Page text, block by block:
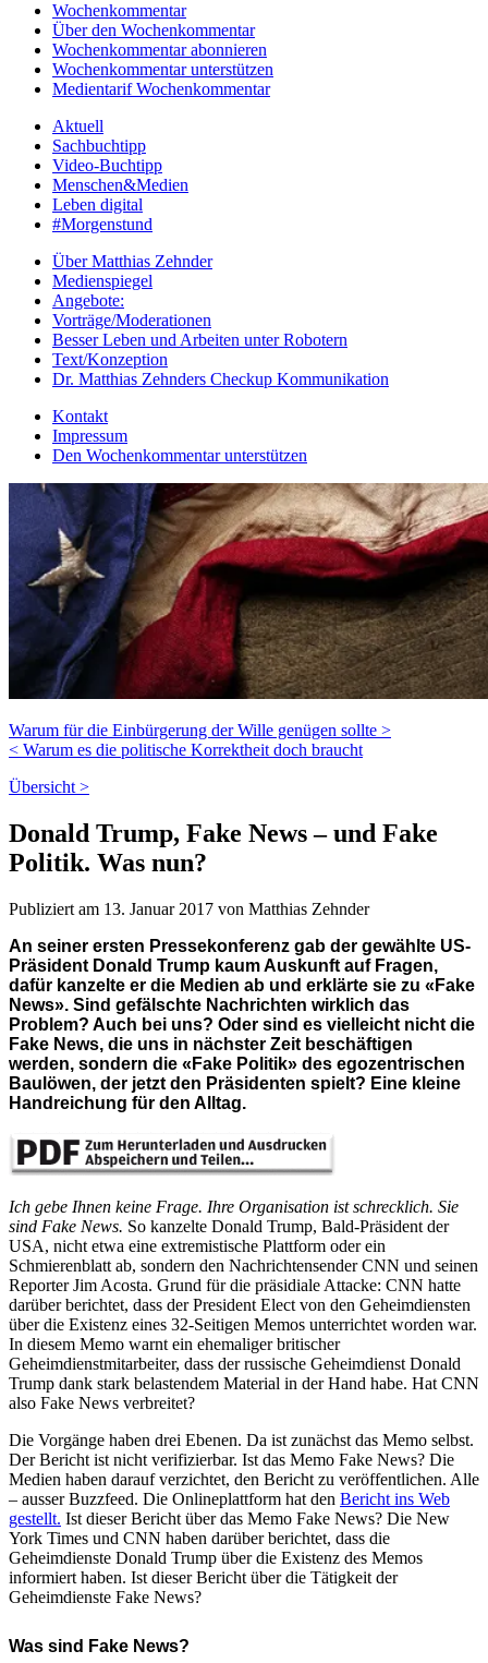
Wochenkommentar
Über den Wochenkommentar
Wochenkommentar abonnieren
Wochenkommentar unterstützen
Medientarif Wochenkommentar
Aktuell
Sachbuchtipp
Video-Buchtipp
Menschen&Medien
Leben digital
#Morgenstund
Über Matthias Zehnder
Medienspiegel
Angebote:
Vorträge/Moderationen
Besser Leben und Arbeiten unter Robotern
Text/Konzeption
Dr. Matthias Zehnders Checkup Kommunikation
Kontakt
Impressum
Den Wochenkommentar unterstützen
Warum für die Einbürgerung der Wille genügen sollte >
< Warum es die politische Korrektheit doch braucht
Übersicht >
Donald Trump, Fake News – und Fake
Politik. Was nun?
Publiziert am 13. Januar 2017 von Matthias Zehnder
An seiner ersten Pressekonferenz gab der gewählte US-
Präsident Donald Trump kaum Auskunft auf Fragen,
dafür kanzelte er die Medien ab und erklärte sie zu «Fake
News». Sind gefälschte Nachrichten wirklich das
Problem? Auch bei uns? Oder sind es vielleicht nicht die
Fake News, die uns in nächster Zeit beschäftigen
werden, sondern die «Fake Politik» des egozentrischen
Baulöwen, der jetzt den Präsidenten spielt? Eine kleine
Handreichung für den Alltag.
Ich gebe Ihnen keine Frage. Ihre Organisation ist schrecklich. Sie
sind Fake News. So kanzelte Donald Trump, Bald-Präsident der
USA, nicht etwa eine extremistische Plattform oder ein
Schmierenblatt ab, sondern den Nachrichtensender CNN und seinen
Reporter Jim Acosta. Grund für die präsidiale Attacke: CNN hatte
darüber berichtet, dass der President Elect von den Geheimdiensten
über die Existenz eines 32-Seitigen Memos unterrichtet worden war.
In diesem Memo warnt ein ehemaliger britischer
Geheimdienstmitarbeiter, dass der russische Geheimdienst Donald
Trump dank stark belastendem Material in der Hand habe. Hat CNN
also Fake News verbreitet?
Die Vorgänge haben drei Ebenen. Da ist zunächst das Memo selbst.
Der Bericht ist nicht verifizierbar. Ist das Memo Fake News? Die
Medien haben darauf verzichtet, den Bericht zu veröffentlichen. Alle
– ausser Buzzfeed. Die Onlineplattform hat den Bericht ins Web
gestellt. Ist dieser Bericht über das Memo Fake News? Die New
York Times und CNN haben darüber berichtet, dass die
Geheimdienste Donald Trump über die Existenz des Memos
informiert haben. Ist dieser Bericht über die Tätigkeit der
Geheimdienste Fake News?
Was sind Fake News?